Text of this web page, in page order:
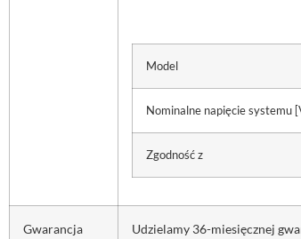
Model
Nominalne napięcie systemu
Zgodność z
Gwarancja
Udzielamy 36-miesięcznej